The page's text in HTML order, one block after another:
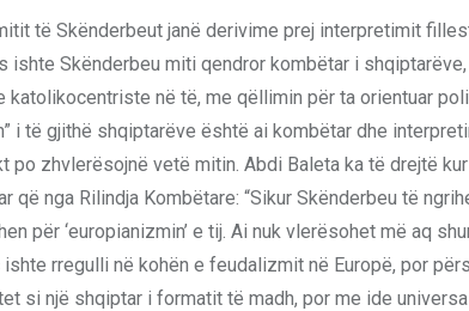
të Skënderbeut janë derivime prej interpretimit
Skënderbeu miti qendror kombëtar i
katolikocentriste në të, me qëllimin për ta orientuar
i të gjithë shqiptarëve është ai kombëtar dhe
zhvlerësojnë vetë mitin. Abdi Baleta ka të drejtë
që nga Rilindja Kombëtare: “Sikur Skënderbeu të
për ‘europianizmin’ e tij. Ai nuk vlerësohet më aq
rregulli në kohën e feudalizmit në Europë, por
si një shqiptar i formatit të madh, por me ide